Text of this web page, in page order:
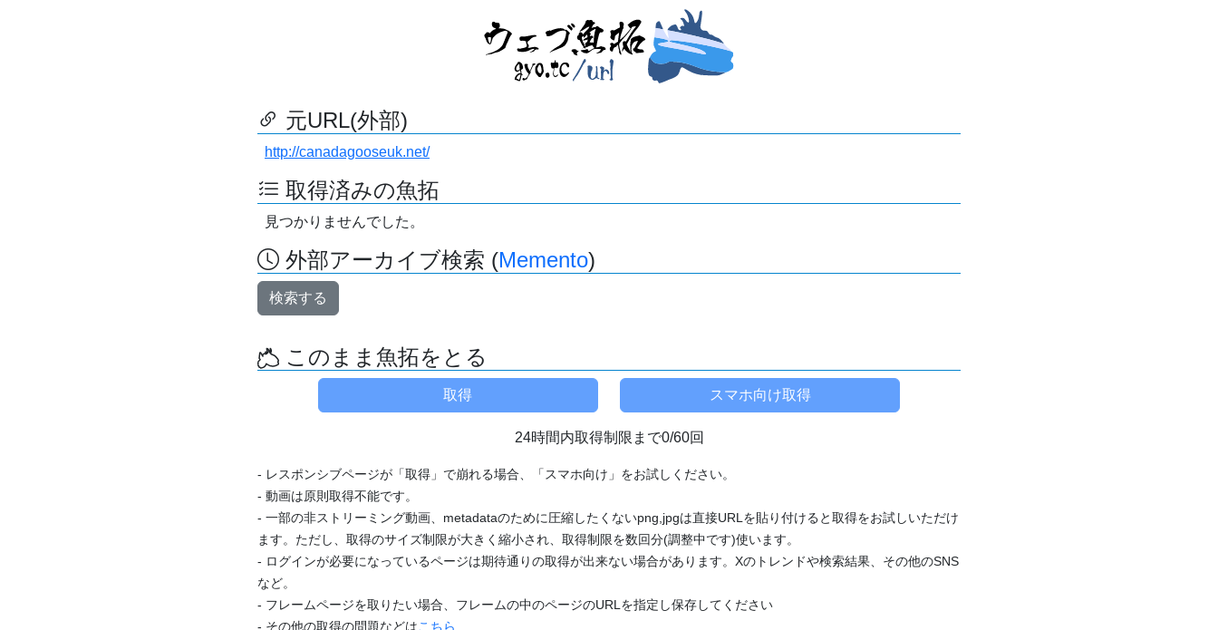
元URL(外部)
http://canadagooseuk.net/
取得済みの魚拓
見つかりませんでした。
外部アーカイブ検索 (Memento)
検索する
このまま魚拓をとる
24時間内取得制限まで0/60回
- レスポンシブページが「取得」で崩れる場合、「スマホ向け」をお試しください。
- 動画は原則取得不能です。
- 一部の非ストリーミング動画、metadataのために圧縮したくないpng,jpgは直接URLを貼り付けると取得をお試しいただけ
ます。ただし、取得のサイズ制限が大きく縮小され、取得制限を数回分(調整中です)使います。
- ログインが必要になっているページは期待通りの取得が出来ない場合があります。Xのトレンドや検索結果、その他のSNS
など。
- フレームページを取りたい場合、フレームの中のページのURLを指定し保存してください
- その他の取得の問題などはこちら